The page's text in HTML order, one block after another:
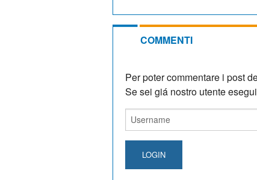
COMMENTI
Per poter commentare i post
Se sei giá nostro utente
LOGIN